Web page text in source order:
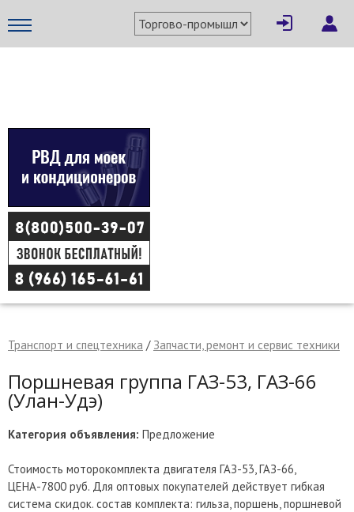
Транспорт и спецтехника / Запчасти, ремонт и сервис техники
Поршневая группа ГАЗ-53, ГАЗ-66
(Улан-Удэ)
Категория объявления: Предложение
Стоимость моторокомплекта двигателя ГАЗ-53, ГАЗ-66,
ЦЕНА-7800 руб. Для оптовых покупателей действует гибкая
система скидок. состав комплекта: гильза, поршень, поршневой
× Написать поставщику